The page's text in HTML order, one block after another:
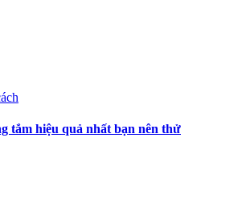
tắm hiệu quả nhất bạn nên thử